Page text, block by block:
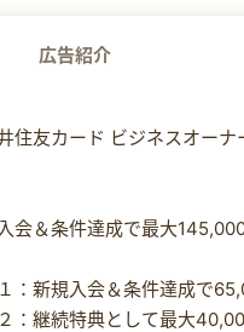
広告紹介
住友カード ビジネスオー
会＆条件達成で最大
：新規入会＆条件達成で
：継続特典として最大